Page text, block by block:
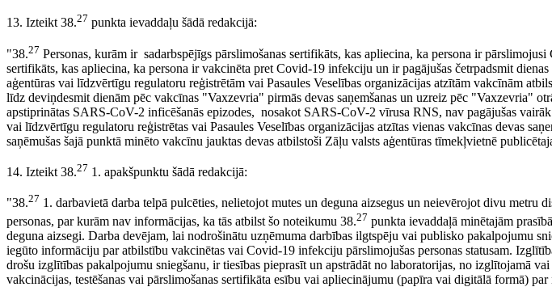
13. Izteikt 38.27 punkta ievaddaļu šādā redakcijā:
"38.27 Personas, kurām ir sadarbspējīgs pārslimošanas sertifikāts, kas apliecina, ka persona ir
sertifikāts, kas apliecina, ka persona ir vakcinēta pret Covid-19 infekciju un ir pagājušas četrpadsmit
aģentūras vai līdzvērtīgu regulatoru reģistrētām vai Pasaules Veselības organizācijas atzītām vakcīnām
līdz deviņdesmit dienām pēc vakcīnas "Vaxzevria" pirmās devas saņemšanas un uzreiz pēc "Vaxzevria"
apstiprinātas SARS-CoV-2 inficēšanās epizodes, nosakot SARS-CoV-2 vīrusa RNS, nav pagājušas
vai līdzvērtīgu regulatoru reģistrētas vai Pasaules Veselības organizācijas atzītas vienas vakcīnas devas
saņēmušas šajā punktā minēto vakcīnu jauktas devas atbilstoši Zāļu valsts aģentūras tīmekļvietnē
14. Izteikt 38.27 1. apakšpunktu šādā redakcijā:
"38.27 1. darbavietā darba telpā pulcēties, nelietojot mutes un deguna aizsegus un neievērojot divu metru
personas, par kurām nav informācijas, ka tās atbilst šo noteikumu 38.27 punkta ievaddaļā minētajām
deguna aizsegi. Darba devējam, lai nodrošinātu uzņēmuma darbības ilgtspēju vai publisko pakalpojumu
iegūto informāciju par atbilstību vakcinētas vai Covid-19 infekciju pārslimojušas personas statusam.
drošu izglītības pakalpojumu sniegšanu, ir tiesības pieprasīt un apstrādāt no laboratorijas, no izglītojamā
vakcinācijas, testēšanas vai pārslimošanas sertifikāta esību vai apliecinājumu (papīra vai digitālā formā)